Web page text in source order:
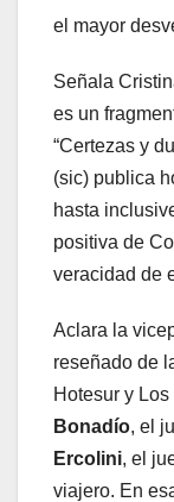
el mayor
Señala
es un
“Certezas y
(sic) publica
hasta
positiva de
veracidad de
Aclara la
reseñado de
Hotesur y
Bonadío, el
Ercolini, el
viajero. En